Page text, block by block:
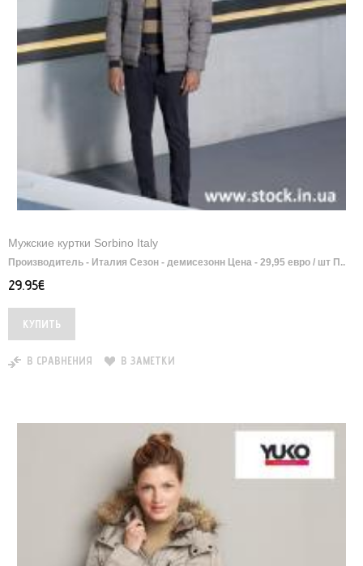
Мужские куртки Sorbino Italy
Производитель - Италия Сезон - демисезонн Цена - 29,95 евро / шт П..
29.95€
В СРАВНЕНИЯ В ЗАМЕТКИ